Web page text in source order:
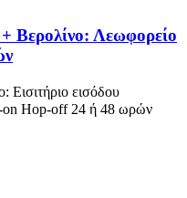
Βερολίνο: Λεωφορείο
Εισιτήριο εισόδου
on Hop-off 24 ή 48 ωρών